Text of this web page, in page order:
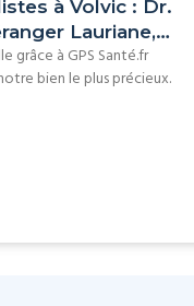
à Volvic : Dr.
Lauriane,…
grâce à GPS Santé.fr
bien le plus précieux.